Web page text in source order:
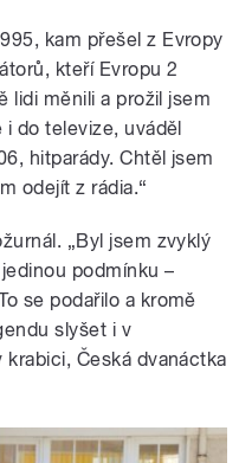
kam přešel z Evropy
kteří Evropu 2
lidi měnili a prožil jsem
do televize, uváděl
hitparády. Chtěl jsem
odejít z rádia.“
„Byl jsem zvyklý
podmínku –
se podařilo a kromě
slyšet i v
Česká dvanáctka